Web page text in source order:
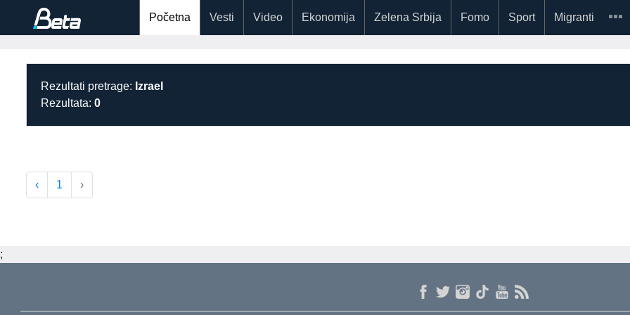
Početna Vesti Video Ekonomija Zelena Srbija Fomo Sport Migranti
Rezultati pretrage: Izrael
Rezultata: 0
‹ 1 ›
;